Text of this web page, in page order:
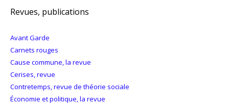
Revues, publications
Avant Garde
Carnets rouges
Cause commune, la revue
Cerises, revue
Contretemps, revue de théorie sociale
Économie et politique, la revue